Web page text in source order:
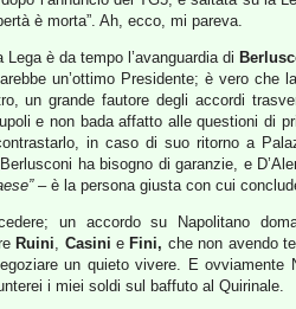
è morta”. Ah, ecco, mi pareva.
è da tempo l’avanguardia di
un’ottimo Presidente; è vero che
un grande fautore degli accordi
e non bada affatto alle questioni di
in caso di suo ritorno a
ha bisogno di garanzie, e
– è la persona giusta con cui
un accordo su Napolitano
Ruini, Casini e Fini, che non avendo
un quieto vivere. E
i miei soldi sul baffuto al Quirinale.